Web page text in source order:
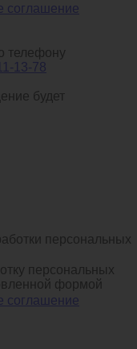
соглашение
телефону
13-78
будет
персональных
персональных
формой
соглашение